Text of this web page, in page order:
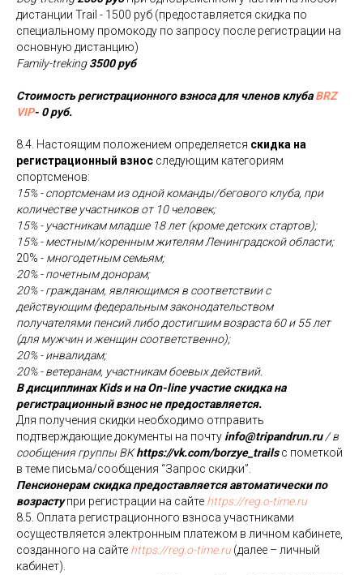
дистанции Trail - 1500 руб (предоставляется скидка по
специальному промокоду по запросу после регистрации на
основную дистанцию)
Family-treking3500 руб
Стоимость регистрационного взноса для членов клубаBRZ
VIP- 0 руб.
8.4. Настоящим положением определяется скидка на
регистрационный взнос следующим категориям
спортсменов:
15% - спортсменам из одной команды/бегового клуба, при
количестве участников от 10 человек;
15% - участникам младше 18 лет (кроме детских стартов);
15% - местным/коренным жителям Ленинградской области;
20% - многодетным семьям;
20% - почетным донорам;
20% - гражданам, являющимся в соответствии с
действующим федеральным законодательством
получателями пенсий либо достигшим возраста 60 и 55 лет
(для мужчин и женщин соответственно);
20% - инвалидам;
20% - ветеранам, участникам боевых действий.
В дисциплинах Kids и на On-line участие скидка на
регистрационный взнос не предоставляется.
Для получения скидки необходимо отправить
подтверждающие документы на почту info@tripandrun.ru/ в
сообщения группы ВКhttps://vk.com/borzye_trailsс пометкой
в теме письма/сообщения “Запрос скидки”.
Пенсионерам скидка предоставляется автоматически по
возраступри регистрации на сайте https://reg.o-time.ru
8.5. Оплата регистрационного взноса участниками
осуществляется электронным платежом в личном кабинете,
созданного на сайте https://reg.o-time.ru(далее – личный
кабинет).